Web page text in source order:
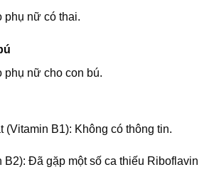
nữ có thai.
nữ cho con bú.
(Vitamin B1): Không có thông tin.
B2): Đã gặp một số ca thiếu Riboflavin